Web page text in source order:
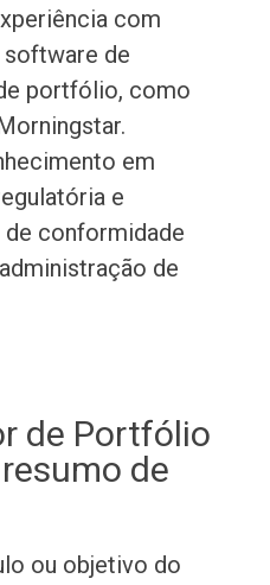
com
de
portfólio, como
em
e
conformidade
de
de Portfólio
de
ou objetivo do